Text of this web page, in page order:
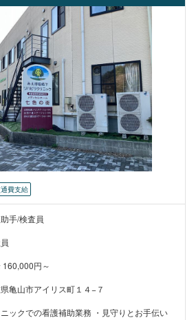
費支給
手/検査員
160,000円～
亀山市アイリス町１４−７
ックでの看護補助業務 ・見守りとお手伝い